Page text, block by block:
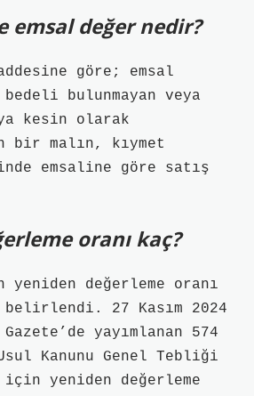
emsal değer nedir?
göre; emsal
bulunmayan veya
kesin olarak
bir malın, kıymet
emsaline göre satış
oranı kaç?
değerleme oranı
belirlendi. 27 Kasım 2024
yayımlanan 574
Kanunu Genel Tebliği
yeniden değerleme